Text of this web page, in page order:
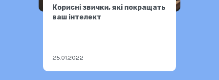
Корисні звички, які покращать
ваш інтелект
25.01.2022